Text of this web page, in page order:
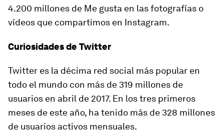
4.200 millones de Me gusta en las fotografías o
vídeos que compartimos en Instagram.
Curiosidades de Twitter
Twitter es la décima red social más popular en
todo el mundo con más de 319 millones de
usuarios en abril de 2017. En los tres primeros
meses de este año, ha tenido más de 328 millones
de usuarios activos mensuales.